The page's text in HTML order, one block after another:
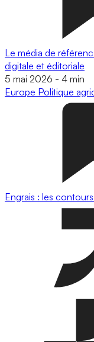
Le média de
digitale et éditoriale
5 mai 2026 - 4 min
Europe Politique
Engrais : les